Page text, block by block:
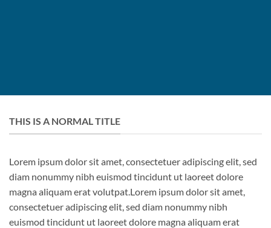
THIS IS A NORMAL TITLE
Lorem ipsum dolor sit amet, consectetuer adipiscing elit, sed
diam nonummy nibh euismod tincidunt ut laoreet dolore
magna aliquam erat volutpat.Lorem ipsum dolor sit amet,
consectetuer adipiscing elit, sed diam nonummy nibh
euismod tincidunt ut laoreet dolore magna aliquam erat